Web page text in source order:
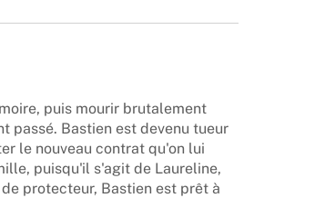
puis mourir brutalement
passé. Bastien est devenu tueur
le nouveau contrat qu'on lui
puisqu'il s'agit de Laureline,
protecteur, Bastien est prêt à